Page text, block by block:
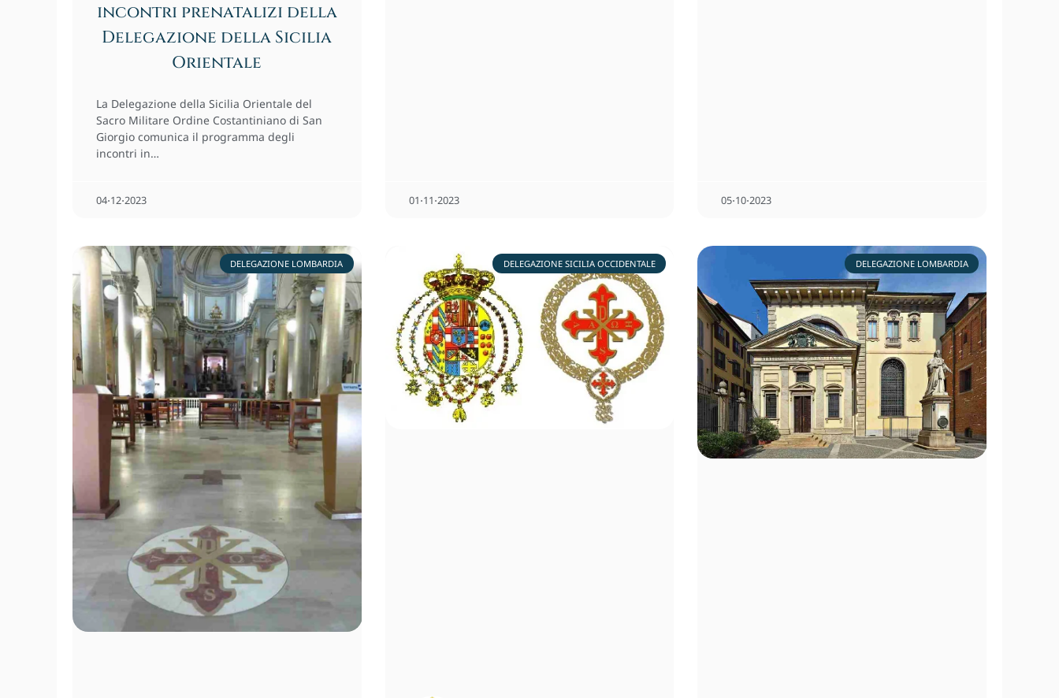
incontri prenatalizi della
Delegazione della Sicilia
Orientale
La Delegazione della Sicilia Orientale del
Sacro Militare Ordine Costantiniano di San
Giorgio comunica il programma degli
incontri in…
04⋅12⋅2023 01⋅11⋅2023 05⋅10⋅2023
DELEGAZIONE LOMBARDIA DELEGAZIONE SICILIA OCCIDENTALE DELEGAZIONE LOMBARDIA